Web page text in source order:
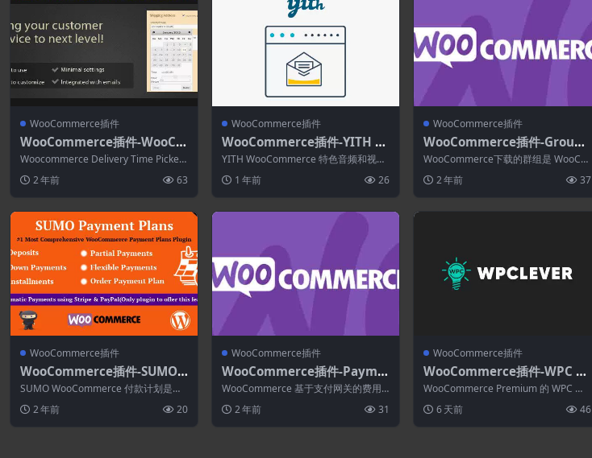
WooCommerce插件
WooCommerce插件-WooCo
mmerce Delivery Time Pic
ker for Shipping 3.2.7
Woocommerce Delivery Time Picker
2 年前 63
WooCommerce插件
WooCommerce插件-YITH W
ooCommerce Featured Aud
io & Video Content Premiu
m 1.49.0
YITH WooCommerce 特色音频和视频
1 年前 26
WooCommerce插件
WooCommerce插件-Groups
for WooCommerce 2.12.0
WooCommerce下载的群组是 WooCo
2 年前 37
WooCommerce插件
WooCommerce插件-SUMO
WooCommerce Payment Pl
ans 10.8.0
SUMO WooCommerce 付款计划是一
2 年前 20
WooCommerce插件
WooCommerce插件-Payme
nt Gateway Based Fees for
WooCommerce 5.1.2
WooCommerce 基于支付网关的费用
为订...2 年前 31
WooCommerce插件
WooCommerce插件-WPC Pr
ice by Quantity for WooCo
mmerce Premium 5.4.3
WooCommerce Premium 的 WPC 按
6 天前 46